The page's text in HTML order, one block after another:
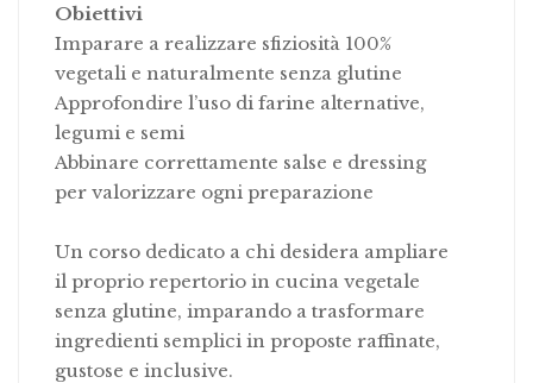
Obiettivi
Imparare a realizzare sfiziosità 100%
vegetali e naturalmente senza glutine
Approfondire l’uso di farine alternative,
legumi e semi
Abbinare correttamente salse e dressing
per valorizzare ogni preparazione
Un corso dedicato a chi desidera ampliare
il proprio repertorio in cucina vegetale
senza glutine, imparando a trasformare
ingredienti semplici in proposte raffinate,
gustose e inclusive.